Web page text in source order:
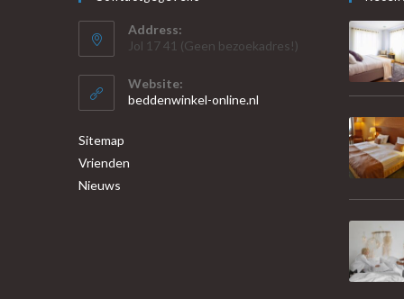
Address:
Jol 17 41 (Geen bezoekadres!)
Website:
beddenwinkel-online.nl
Sitemap
Vrienden
Nieuws